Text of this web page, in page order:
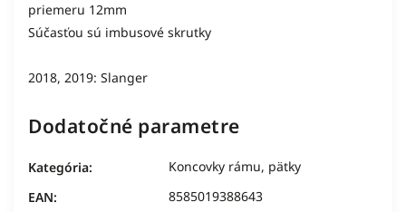
priemeru 12mm
Súčasťou sú imbusové skrutky
2018, 2019: Slanger
Dodatočné parametre
Kategória:
Koncovky rámu, pätky
EAN: 8585019388643